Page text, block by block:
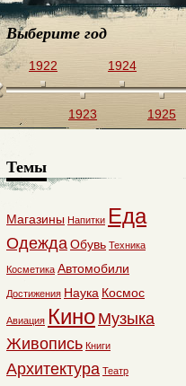
Выберите год
1922
1923
1924
1925
Темы
Магазины Напитки Еда
ОдеждаОбувь Техника
Косметика Автомобили
Достижения Наука Космос
Авиация Кино Музыка
Живопись Книги
Архитектура Театр